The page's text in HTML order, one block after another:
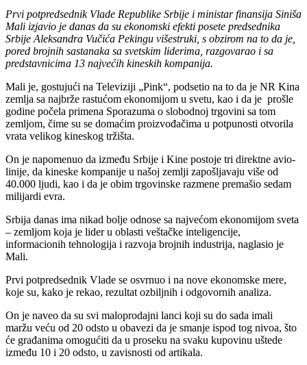
Prvi potpredsednik Vlade Republike Srbije i ministar finansija Siniša
Mali izjavio je danas da su ekonomski efekti posete predsednika
Srbije Aleksandra Vučića Pekingu višestruki, s obzirom na to da je,
pored brojnih sastanaka sa svetskim liderima, razgovarao i sa
predstavnicima 13 najvećih kineskih kompanija.
Mali je, gostujući na Televiziji „Pink“, podsetio na to da je NR Kina
zemlja sa najbrže rastućom ekonomijom u svetu, kao i da je prošle
godine počela primena Sporazuma o slobodnoj trgovini sa tom
zemljom, čime su se domaćim proizvođačima u potpunosti otvorila
vrata velikog kineskog tržišta.
On je napomenuo da između Srbije i Kine postoje tri direktne avio-
linije, da kineske kompanije u našoj zemlji zapošljavaju više od
40.000 ljudi, kao i da je obim trgovinske razmene premašio sedam
milijardi evra.
Srbija danas ima nikad bolje odnose sa najvećom ekonomijom sveta
– zemljom koja je lider u oblasti veštačke inteligencije,
informacionih tehnologija i razvoja brojnih industrija, naglasio je
Mali.
Prvi potpredsednik Vlade se osvrnuo i na nove ekonomske mere,
koje su, kako je rekao, rezultat ozbiljnih i odgovornih analiza.
On je naveo da su svi maloprodajni lanci koji su do sada imali
maržu veću od 20 odsto u obavezi da je smanje ispod tog nivoa, što
će građanima omogućiti da u proseku na svaku kupovinu uštede
između 10 i 20 odsto, u zavisnosti od artikala.